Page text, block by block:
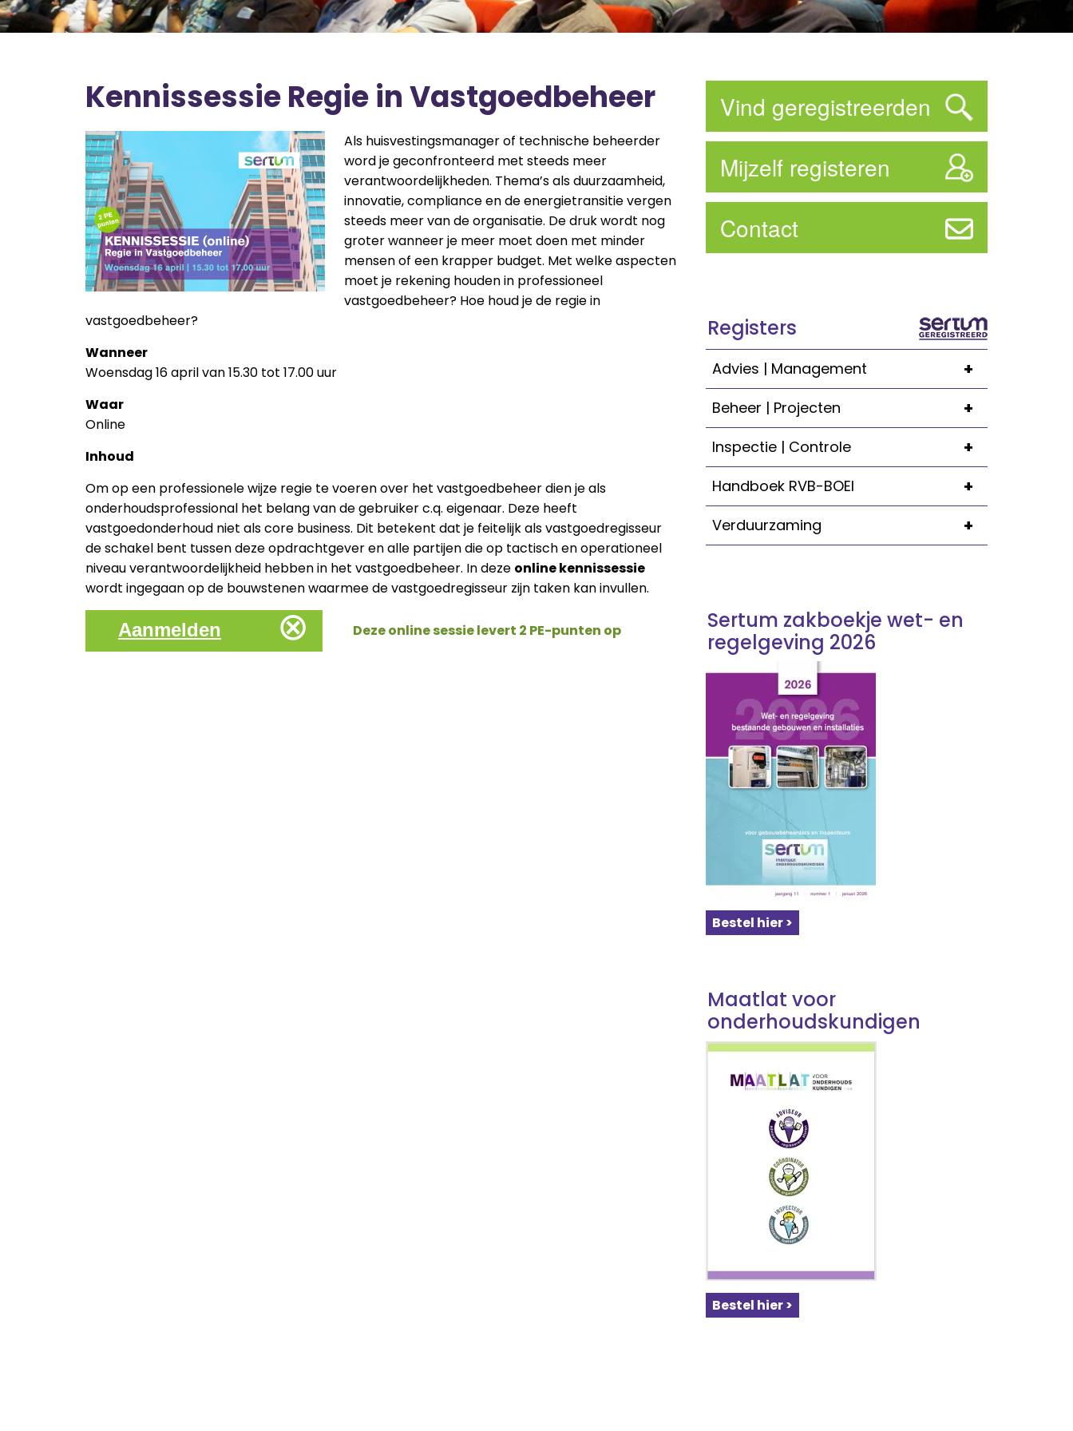
Kennissessie Regie in Vastgoedbeheer
Als huisvestingsmanager of technische beheerder
word je geconfronteerd met steeds meer
verantwoordelijkheden. Thema’s als duurzaamheid,
innovatie, compliance en de energietransitie vergen
steeds meer van de organisatie. De druk wordt nog
groter wanneer je meer moet doen met minder
mensen of een krapper budget. Met welke aspecten
moet je rekening houden in professioneel
vastgoedbeheer? Hoe houd je de regie in
vastgoedbeheer?
Wanneer
Woensdag 16 april van 15.30 tot 17.00 uur
Waar
Online
Inhoud
Om op een professionele wijze regie te voeren over het vastgoedbeheer dien je als
onderhoudsprofessional het belang van de gebruiker c.q. eigenaar. Deze heeft
vastgoedonderhoud niet als core business. Dit betekent dat je feitelijk als vastgoedregisseur
de schakel bent tussen deze opdrachtgever en alle partijen die op tactisch en operationeel
niveau verantwoordelijkheid hebben in het vastgoedbeheer. In deze online kennissessie
wordt ingegaan op de bouwstenen waarmee de vastgoedregisseur zijn taken kan invullen.
Aanmelden ⊗ Deze online sessie levert 2 PE-punten op
Vind geregistreerden
Mijzelf registeren
Contact
Registers
+
Advies | Management
+
Beheer | Projecten
+
Inspectie | Controle
+
Handboek RVB-BOEI
+
Verduurzaming
Sertum zakboekje wet- en
regelgeving 2026
Bestel hier >
Maatlat voor
onderhoudskundigen
Bestel hier >